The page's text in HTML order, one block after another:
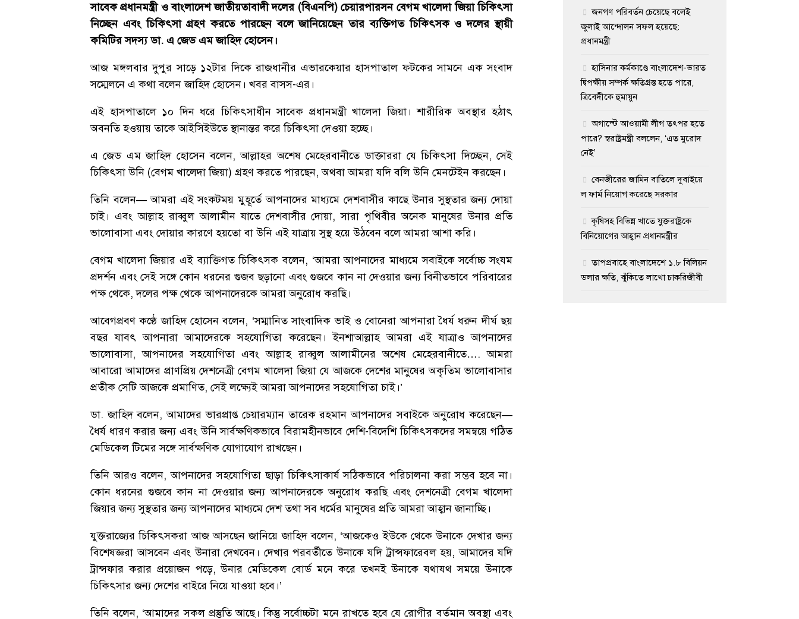
সাবেক প্রধানমন্ত্রী ও বাংলাদেশ জাতীয়তাবাদী দলের (বিএনপি) চেয়ারপারসন বেগম খালেদা জিয়া চিকিৎসা
নিচ্ছেন এবং চিকিৎসা গ্রহণ করতে পারছেন বলে জানিয়েছেন তার ব্যক্তিগত চিকিৎসক ও দলের স্থায়ী
কমিটির সদস্য ডা. এ জেড এম জাহিদ হোসেন।
আজ মঙ্গলবার দুপুর সাড়ে ১২টার দিকে রাজধানীর এভারকেয়ার হাসপাতাল ফটকের সামনে এক সংবাদ
সম্মেলনে এ কথা বলেন জাহিদ হোসেন। খবর বাসস-এর।
এই হাসপাতালে ১০ দিন ধরে চিকিৎসাধীন সাবেক প্রধানমন্ত্রী খালেদা জিয়া। শারীরিক অবস্থার হঠাৎ
অবনতি হওয়ায় তাকে আইসিইউতে স্থানান্তর করে চিকিৎসা দেওয়া হচ্ছে।
এ জেড এম জাহিদ হোসেন বলেন, আল্লাহর অশেষ মেহেরবানীতে ডাক্তাররা যে চিকিৎসা দিচ্ছেন, সেই
চিকিৎসা উনি (বেগম খালেদা জিয়া) গ্রহণ করতে পারছেন, অথবা আমরা যদি বলি উনি মেনটেইন করছেন।
তিনি বলেন— আমরা এই সংকটময় মুহূর্তে আপনাদের মাধ্যমে দেশবাসীর কাছে উনার সুস্থতার জন্য দোয়া
চাই। এবং আল্লাহ রাব্বুল আলামীন যাতে দেশবাসীর দোয়া, সারা পৃথিবীর অনেক মানুষের উনার প্রতি
ভালোবাসা এবং দোয়ার কারণে হয়তো বা উনি এই যাত্রায় সুস্থ হয়ে উঠবেন বলে আমরা আশা করি।
বেগম খালেদা জিয়ার এই ব্যাক্তিগত চিকিৎসক বলেন, ‘আমরা আপনাদের মাধ্যমে সবাইকে সর্বোচ্চ সংযম
প্রদর্শন এবং সেই সঙ্গে কোন ধরনের গুজব ছড়ানো এবং গুজবে কান না দেওয়ার জন্য বিনীতভাবে পরিবারের
পক্ষ থেকে, দলের পক্ষ থেকে আপনাদেরকে আমরা অনুরোধ করছি।
আবেগপ্রবণ কণ্ঠে জাহিদ হোসেন বলেন, ‘সম্মানিত সাংবাদিক ভাই ও বোনেরা আপনারা ধৈর্য ধরুন দীর্ঘ ছয়
বছর যাবৎ আপনারা আমাদেরকে সহযোগিতা করেছেন। ইনশাআল্লাহ আমরা এই যাত্রাও আপনাদের
ভালোবাসা, আপনাদের সহযোগিতা এবং আল্লাহ রাব্বুল আলামীনের অশেষ মেহেরবানীতে…. আমরা
আবারো আমাদের প্রাণপ্রিয় দেশনেত্রী বেগম খালেদা জিয়া যে আজকে দেশের মানুষের অকৃতিম ভালোবাসার
প্রতীক সেটি আজকে প্রমাণিত, সেই লক্ষ্যেই আমরা আপনাদের সহযোগিতা চাই।’
ডা. জাহিদ বলেন, আমাদের ভারপ্রাপ্ত চেয়ারম্যান তারেক রহমান আপনাদের সবাইকে অনুরোধ করেছেন—
ধৈর্য ধারণ করার জন্য এবং উনি সার্বক্ষণিকভাবে বিরামহীনভাবে দেশি-বিদেশি চিকিৎসকদের সমন্বয়ে গঠিত
মেডিকেল টিমের সঙ্গে সার্বক্ষণিক যোগাযোগ রাখছেন।
তিনি আরও বলেন, আপনাদের সহযোগিতা ছাড়া চিকিৎসাকার্য সঠিকভাবে পরিচালনা করা সম্ভব হবে না।
কোন ধরনের গুজবে কান না দেওয়ার জন্য আপনাদেরকে অনুরোধ করছি এবং দেশনেত্রী বেগম খালেদা
জিয়ার জন্য সুস্থতার জন্য আপনাদের মাধ্যমে দেশ তথা সব ধর্মের মানুষের প্রতি আমরা আহ্বান জানাচ্ছি।
যুক্তরাজ্যের চিকিৎসকরা আজ আসছেন জানিয়ে জাহিদ বলেন, ‘আজকেও ইউকে থেকে উনাকে দেখার জন্য
বিশেষজ্ঞরা আসবেন এবং উনারা দেখবেন। দেখার পরবর্তীতে উনাকে যদি ট্রান্সফারেবল হয়, আমাদের যদি
ট্রান্সফার করার প্রয়োজন পড়ে, উনার মেডিকেল বোর্ড মনে করে তখনই উনাকে যথাযথ সময়ে উনাকে
চিকিৎসার জন্য দেশের বাইরে নিয়ে যাওয়া হবে।’
তিনি বলেন, ‘আমাদের সকল প্রস্তুতি আছে। কিন্তু সর্বোচ্চটা মনে রাখতে হবে যে রোগীর বর্তমান অবস্থা এবং
জনগণ পরিবর্তন চেয়েছে বলেই
জুলাই আন্দোলন সফল হয়েছে:
প্রধানমন্ত্রী
হাসিনার কর্মকাণ্ডে বাংলাদেশ-ভারত
দ্বিপক্ষীয় সম্পর্ক ক্ষতিগ্রস্ত হতে পারে,
ত্রিবেদীকে হুমায়ুন
অগাস্টে আওয়ামী লীগ তৎপর হতে
পারে? স্বরাষ্ট্রমন্ত্রী বললেন, ‘এত মুরোদ
নেই’
বেনজীরের জামিন বাতিলে দুবাইয়ে
ল ফার্ম নিয়োগ করেছে সরকার
কৃষিসহ বিভিন্ন খাতে যুক্তরাষ্ট্রকে
বিনিয়োগের আহ্বান প্রধানমন্ত্রীর
তাপপ্রবাহে বাংলাদেশে ১.৮ বিলিয়ন
ডলার ক্ষতি, ঝুঁকিতে লাখো চাকরিজীবী